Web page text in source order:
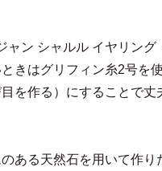
ャン シャルル イヤリン
きはグリフィン糸2号を
を作る）にすることで
ある天然石を用いて作